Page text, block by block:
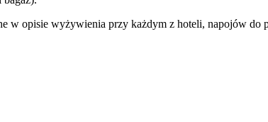
w opisie wyżywienia przy każdym z hoteli, napojów do